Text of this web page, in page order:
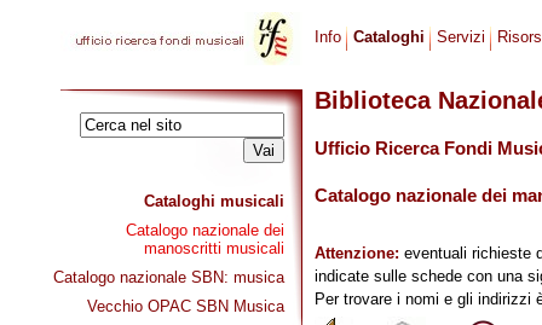
Cataloghi musicali
Catalogo nazionale dei
manoscritti musicali
Catalogo nazionale SBN: musica
Vecchio OPAC SBN Musica
Info Cataloghi Servizi
Biblioteca
Ufficio Ricerca Fondi
Catalogo nazionale dei
Attenzione: eventuali richieste
indicate sulle schede con una
Per trovare i nomi e gli indirizzi